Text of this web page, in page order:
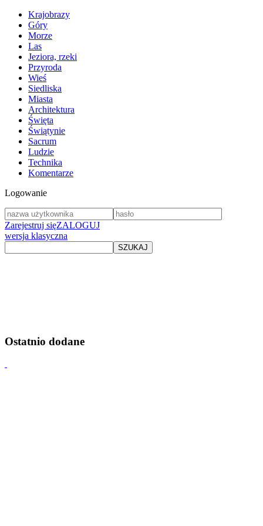
Krajobrazy
Góry
Morze
Las
Jeziora, rzeki
Przyroda
Wieś
Siedliska
Miasta
Architektura
Święta
Świątynie
Sacrum
Ludzie
Technika
Komentarze
Logowanie
Zarejestruj sięZALOGUJ
wersja klasyczna
Ostatnio dodane